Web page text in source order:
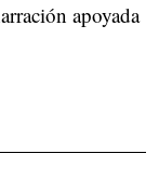
apoyada